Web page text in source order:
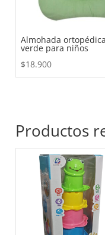
Almohada ortopédica
verde para niños
$18.900
Productos